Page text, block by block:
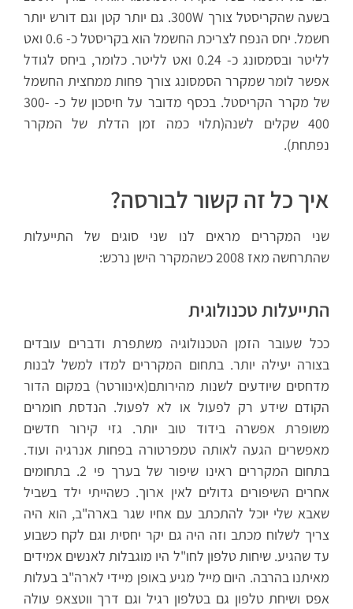
בשעה שהקריסטל צורך 300W. גם יותר קטן וגם דורש יותר
חשמל. יחס הנפח לצריכת החשמל הוא בקריסטל כ- 0.6 ואט
לליטר ובסמסונג כ- 0.24 ואט לליטר. כלומר, ביחס לגודל
אפשר לומר שמקרר הסמסונג צורך פחות ממחצית החשמל
של מקרר הקריסטל. בכסף מדובר על חיסכון של כ- 300-
400 שקלים לשנה(תלוי כמה זמן הדלת של המקרר
נפתחת).
איך כל זה קשור לבורסה?
שני המקררים מראים לנו שני סוגים של התייעלות
שהתרחשה מאז 2008 כשהמקרר הישן נרכש:
התייעלות טכנולוגית
ככל שעובר הזמן הטכנולוגיה משתפרת ודברים עובדים
בצורה יעילה יותר. בתחום המקררים למדו למשל לבנות
מדחסים שיודעים לשנות מהירותם(אינוורטר) במקום הדור
הקודם שידע רק לפעול או לא לפעול. הנדסת חומרים
משופרת אפשרה בידוד טוב יותר. גזי קירור חדשים
מאפשרים הגעה לאותה טמפרטורה בפחות אנרגיה ועוד.
בתחום המקררים ראינו שיפור של בערך פי 2. בתחומים
אחרים השיפורים גדולים לאין ארוך. כשהייתי ילד בשביל
שאבא שלי יוכל להתכתב עם אחיו שגר בארה"ב, הוא היה
צריך לשלוח מכתב וזה היה גם יקר יחסית וגם לקח כשבוע
עד שהגיע. שיחות טלפון לחו"ל היו מוגבלות לאנשים אמידים
מאיתנו בהרבה. היום מייל מגיע באופן מיידי לארה"ב בעלות
אפס ושיחת טלפון גם בטלפון רגיל וגם דרך ווטצאפ עולה